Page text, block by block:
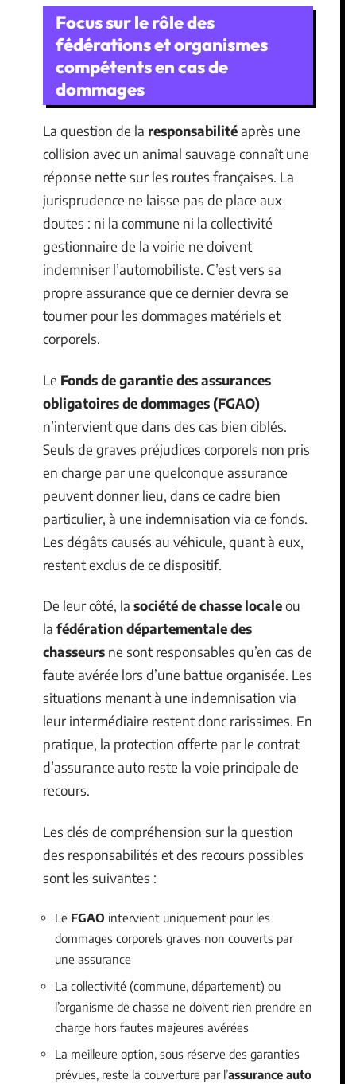
Focus sur le rôle des
fédérations et organismes
compétents en cas de
dommages
La question de la responsabilitéaprès une
collision avec un animal sauvage connaît une
réponse nette sur les routes françaises. La
jurisprudence ne laisse pas de place aux
doutes : ni la commune ni la collectivité
gestionnaire de la voirie ne doivent
indemniser l’automobiliste. C’est vers sa
propre assurance que ce dernier devra se
tourner pour les dommages matériels et
corporels.
Le Fonds de garantie des assurances
obligatoires de dommages (FGAO)
n’intervient que dans des cas bien ciblés.
Seuls de graves préjudices corporels non pris
en charge par une quelconque assurance
peuvent donner lieu, dans ce cadre bien
particulier, à une indemnisation via ce fonds.
Les dégâts causés au véhicule, quant à eux,
restent exclus de ce dispositif.
De leur côté, la société de chasse localeou
la fédération départementale des
chasseurs ne sont responsables qu’en cas de
faute avérée lors d’une battue organisée. Les
situations menant à une indemnisation via
leur intermédiaire restent donc rarissimes. En
pratique, la protection offerte par le contrat
d’assurance auto reste la voie principale de
recours.
Les clés de compréhension sur la question
des responsabilités et des recours possibles
sont les suivantes :
Le FGAO intervient uniquement pour les
dommages corporels graves non couverts par
une assurance
La collectivité (commune, département) ou
l’organisme de chasse ne doivent rien prendre en
charge hors fautes majeures avérées
La meilleure option, sous réserve des garanties
prévues, reste la couverture par l’assurance auto